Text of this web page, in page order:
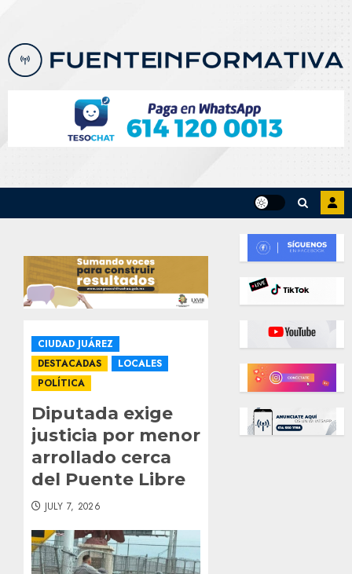
content
CIUDAD JUÁREZ
DESTACADAS
LOCALES
POLÍTICA
Diputada exige
justicia por menor
arrollado cerca
del Puente Libre
JULY 7, 2026